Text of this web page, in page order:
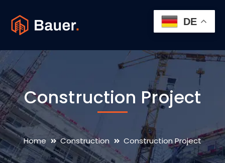
Construction Project
Home Construction Construction Project
DE